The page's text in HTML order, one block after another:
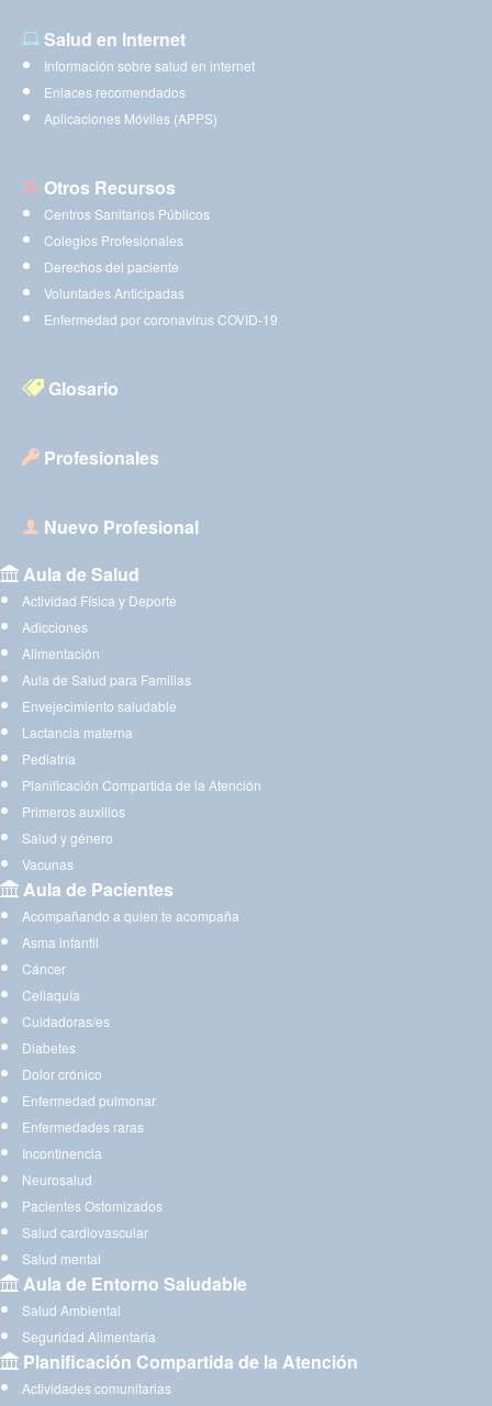
Salud en Internet
Información sobre salud en internet
Enlaces recomendados
Aplicaciones Móviles (APPS)
Otros Recursos
Centros Sanitarios Públicos
Colegios Profesionales
Derechos del paciente
Voluntades Anticipadas
Enfermedad por coronavirus COVID-19
Glosario
Profesionales
Nuevo Profesional
Aula de Salud
Actividad Física y Deporte
Adicciones
Alimentación
Aula de Salud para Familias
Envejecimiento saludable
Lactancia materna
Pediatría
Planificación Compartida de la Atención
Primeros auxilios
Salud y género
Vacunas
Aula de Pacientes
Acompañando a quien te acompaña
Asma infantil
Cáncer
Celiaquía
Cuidadoras/es
Diabetes
Dolor crónico
Enfermedad pulmonar
Enfermedades raras
Incontinencia
Neurosalud
Pacientes Ostomizados
Salud cardiovascular
Salud mental
Aula de Entorno Saludable
Salud Ambiental
Seguridad Alimentaria
Planificación Compartida de la Atención
Actividades comunitarias